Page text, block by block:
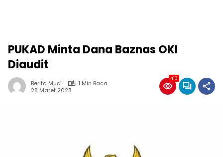
PUKAD Minta Dana Baznas OKI
Diaudit
Berita Musi
1 Min Baca
28 Maret 2023
413